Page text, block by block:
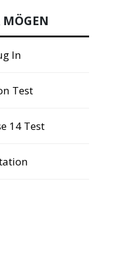
MÖGEN
In
Test
14 Test